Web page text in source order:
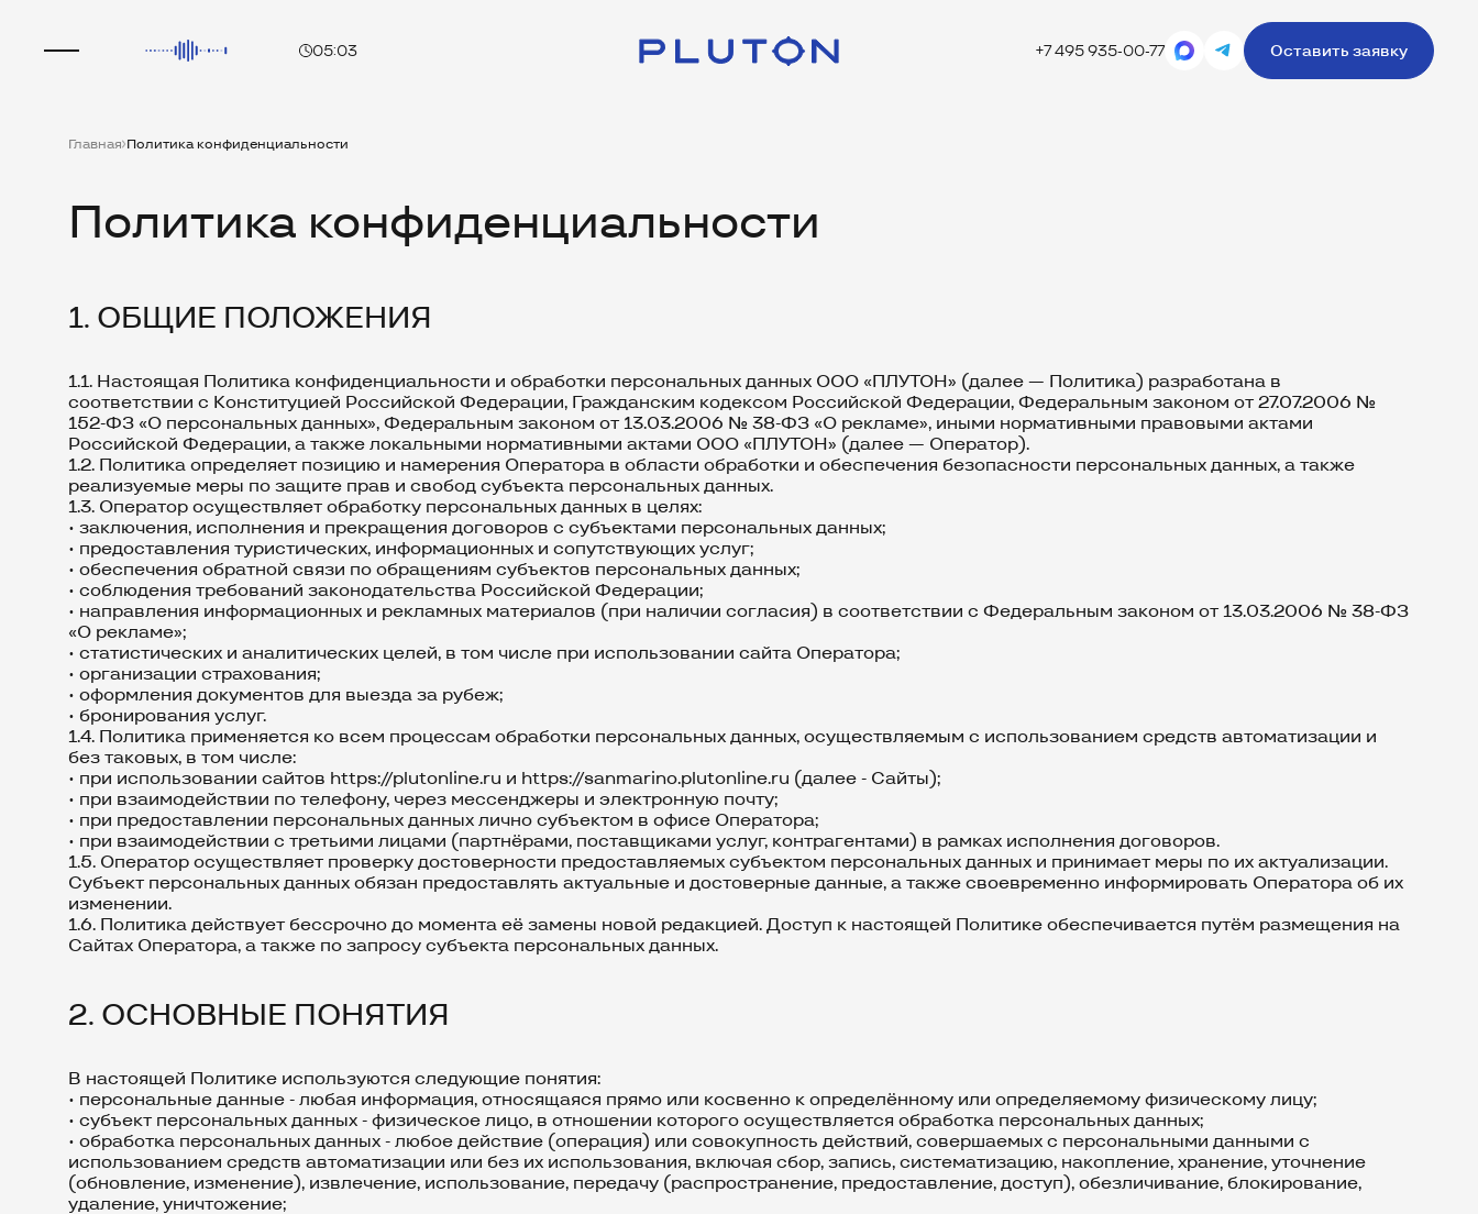
05:03 +7 495 935-00-77 Оставить заявку
Главная Политика конфиденциальности
Политика конфиденциальности
1. ОБЩИЕ ПОЛОЖЕНИЯ
1.1. Настоящая Политика конфиденциальности и обработки персональных данных ООО «ПЛУТОН» (далее — Политика) разработана в
соответствии с Конституцией Российской Федерации, Гражданским кодексом Российской Федерации, Федеральным законом от 27.07.2006 №
152-ФЗ «О персональных данных», Федеральным законом от 13.03.2006 № 38-ФЗ «О рекламе», иными нормативными правовыми актами
Российской Федерации, а также локальными нормативными актами ООО «ПЛУТОН» (далее — Оператор).
1.2. Политика определяет позицию и намерения Оператора в области обработки и обеспечения безопасности персональных данных, а также
реализуемые меры по защите прав и свобод субъекта персональных данных.
1.3. Оператор осуществляет обработку персональных данных в целях:
• заключения, исполнения и прекращения договоров с субъектами персональных данных;
• предоставления туристических, информационных и сопутствующих услуг;
• обеспечения обратной связи по обращениям субъектов персональных данных;
• соблюдения требований законодательства Российской Федерации;
• направления информационных и рекламных материалов (при наличии согласия) в соответствии с Федеральным законом от 13.03.2006 № 38-ФЗ
«О рекламе»;
• статистических и аналитических целей, в том числе при использовании сайта Оператора;
• организации страхования;
• оформления документов для выезда за рубеж;
• бронирования услуг.
1.4. Политика применяется ко всем процессам обработки персональных данных, осуществляемым с использованием средств автоматизации и
без таковых, в том числе:
• при использовании сайтов https://plutonline.ru и https://sanmarino.plutonline.ru (далее - Сайты);
• при взаимодействии по телефону, через мессенджеры и электронную почту;
• при предоставлении персональных данных лично субъектом в офисе Оператора;
• при взаимодействии с третьими лицами (партнёрами, поставщиками услуг, контрагентами) в рамках исполнения договоров.
1.5. Оператор осуществляет проверку достоверности предоставляемых субъектом персональных данных и принимает меры по их актуализации.
Субъект персональных данных обязан предоставлять актуальные и достоверные данные, а также своевременно информировать Оператора об их
изменении.
1.6. Политика действует бессрочно до момента её замены новой редакцией. Доступ к настоящей Политике обеспечивается путём размещения на
Сайтах Оператора, а также по запросу субъекта персональных данных.
2. ОСНОВНЫЕ ПОНЯТИЯ
В настоящей Политике используются следующие понятия:
• персональные данные - любая информация, относящаяся прямо или косвенно к определённому или определяемому физическому лицу;
• субъект персональных данных - физическое лицо, в отношении которого осуществляется обработка персональных данных;
• обработка персональных данных - любое действие (операция) или совокупность действий, совершаемых с персональными данными с
использованием средств автоматизации или без их использования, включая сбор, запись, систематизацию, накопление, хранение, уточнение
(обновление, изменение), извлечение, использование, передачу (распространение, предоставление, доступ), обезличивание, блокирование,
удаление, уничтожение;